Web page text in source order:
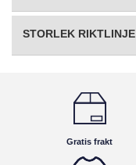
STORLEK RIKTLINJE
Gratis frakt